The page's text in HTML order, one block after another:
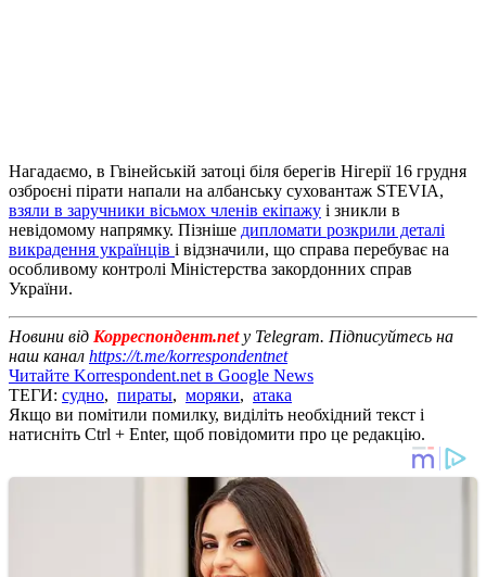
Нагадаємо, в Гвінейській затоці біля берегів Нігерії 16 грудня
озброєні пірати напали на албанську суховантаж STEVIA,
взяли в заручники вісьмох членів екіпажу і зникли в
невідомому напрямку. Пізніше дипломати розкрили деталі
викрадення українців і відзначили, що справа перебуває на
особливому контролі Міністерства закордонних справ
України.
Новини від Корреспондент.netу Telegram. Підписуйтесь на
наш канал https://t.me/korrespondentnet
Читайте Korrespondent.net в Google News
ТЕГИ: судно, пираты, моряки, атака
Якщо ви помітили помилку, виділіть необхідний текст і
натисніть Ctrl + Enter, щоб повідомити про це редакцію.